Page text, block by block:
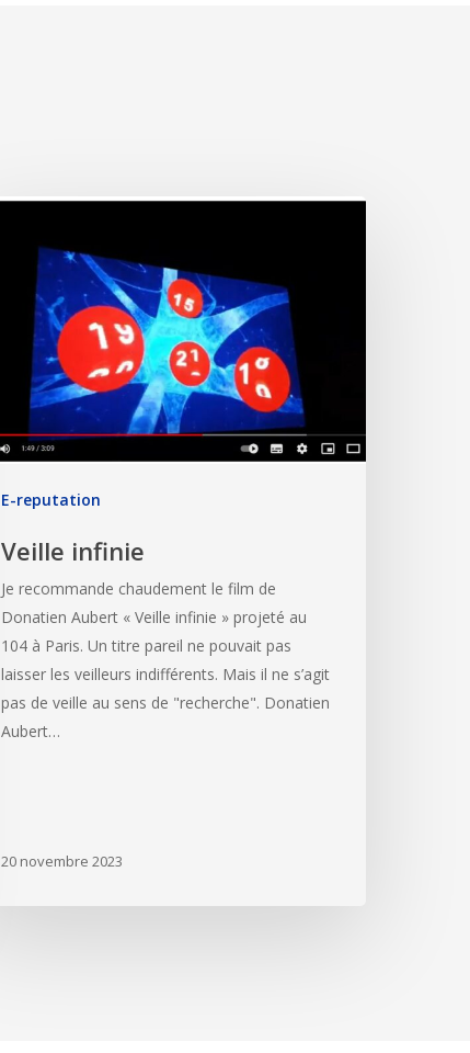
E-reputation
Veille infinie
Je recommande chaudement le film de
Donatien Aubert « Veille infinie » projeté au
104 à Paris. Un titre pareil ne pouvait pas
laisser les veilleurs indifférents. Mais il ne s’agit
pas de veille au sens de "recherche". Donatien
Aubert…
20 novembre 2023